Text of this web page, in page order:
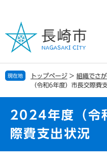
の
で
す
ー
ば
し
現在地 トップページ > 組織でさ
（令和6年度）市長交際費
2024年度（令
際費支出状況